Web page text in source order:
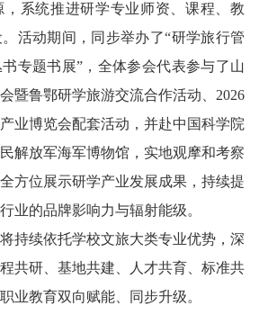
系统推进研学专业师资、课程、教
活动期间，同步举办了“研学旅行管
专题书展”，全体参会代表参与了山
暨鲁鄂研学旅游交流合作活动、2026
业博览会配套活动，并赴中国科学院
解放军海军博物馆，实地观摩和考察
方位展示研学产业发展成果，持续提
业的品牌影响力与辐射能级。
持续依托学校文旅大类专业优势，深
共研、基地共建、人才共育、标准共
业教育双向赋能、同步升级。